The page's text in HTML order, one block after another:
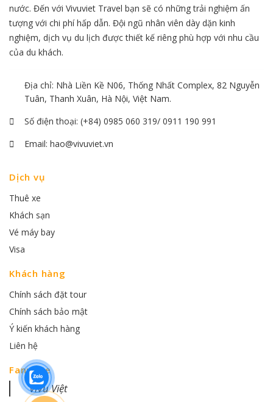
nước. Đến với Vivuviet Travel bạn sẽ có những trải nghiệm ấn
tượng với chi phí hấp dẫn. Đội ngũ nhân viên dày dặn kinh
nghiệm, dịch vụ du lịch được thiết kế riêng phù hợp với nhu cầu
của du khách.
Địa chỉ: Nhà Liền Kề N06, Thống Nhất Complex, 82 Nguyễn
Tuân, Thanh Xuân, Hà Nội, Việt Nam.
Số điện thoại: (+84) 0985 060 319/ 0911 190 991
Email: hao@vivuviet.vn
Dịch vụ
Thuê xe
Khách sạn
Vé máy bay
Visa
Khách hàng
Chính sách đặt tour
Chính sách bảo mật
Ý kiến khách hàng
Liên hệ
Fanpage
ViVu Việt